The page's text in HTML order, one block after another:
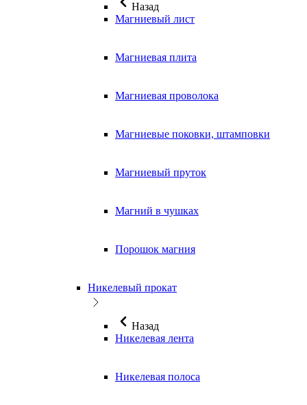
Назад
Магниевый лист
Магниевая плита
Магниевая проволока
Магниевые поковки, штамповки
Магниевый пруток
Магний в чушках
Порошок магния
Никелевый прокат
Назад
Никелевая лента
Никелевая полоса